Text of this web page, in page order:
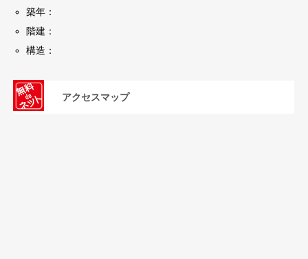
築年：
階建：
構造：
アクセスマップ